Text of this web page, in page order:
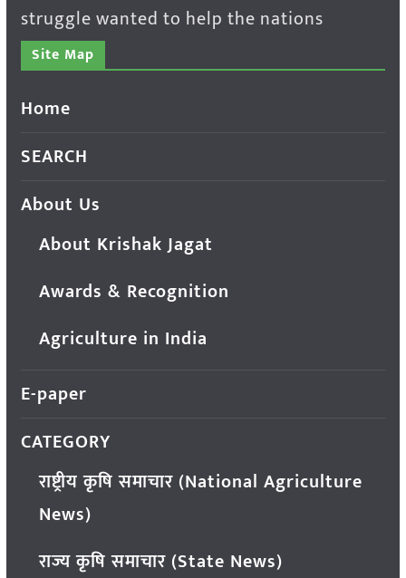
struggle wanted to help the nations
Site Map
Home
SEARCH
About Us
About Krishak Jagat
Awards & Recognition
Agriculture in India
E-paper
CATEGORY
राष्ट्रीय कृषि समाचार (National Agriculture
News)
राज्य कृषि समाचार (State News)